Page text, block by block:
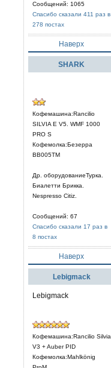
Сообщений: 1065
Спасибо сказали 411 раз в
278 постах
Наверх
SHARK
Кофемашина:Rancilio
SILVIA E V5. WMF 1000
PRO S
Кофемолка:Безерра
BB005TM
Др. оборудованиеТурка.
Биалетти Брикка.
Nespresso Citiz.
Сообщений: 67
Спасибо сказали 17 раз в
8 постах
Наверх
Lebigmack
Lebigmack
Кофемашина:Rancilio Silvia
V3 + Auber PID
Кофемолка:Mahlkönig